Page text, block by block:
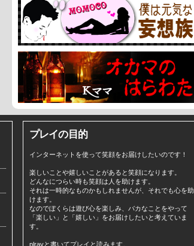
プレイの目的
インターネットを使って笑顔をお届けしたいのです！
楽しいことや嬉しいことがあると笑顔になります。
どんなにつらい時も笑顔は人を助けます。
それは一時的なものかもしれませんが、それでも心を助
けます。
なのでぼくらは遊び心を楽しみ、バカなことをやって
「楽しい」と「嬉しい」をお届けしたいと考えていま
す。
plrayと書いてプレイと読みます。